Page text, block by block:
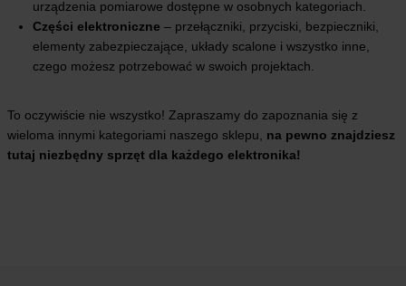
urządzenia pomiarowe dostępne w osobnych kategoriach.
Części elektroniczne – przełączniki, przyciski, bezpieczniki,
elementy zabezpieczające, układy scalone i wszystko inne,
czego możesz potrzebować w swoich projektach.
To oczywiście nie wszystko! Zapraszamy do zapoznania się z
wieloma innymi kategoriami naszego sklepu, na pewno znajdziesz
tutaj niezbędny sprzęt dla każdego elektronika!